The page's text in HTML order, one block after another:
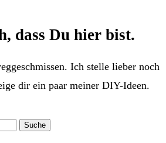
dass Du hier bist.
Ich stelle lieber noch
dir ein paar meiner DIY-Ideen.